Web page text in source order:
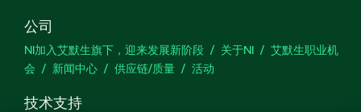
公司
NI加入艾默生旗下，迎来发展新阶段 关于NI
艾默生职业机
会
新闻中心 供应链/质量 活动
技术支持